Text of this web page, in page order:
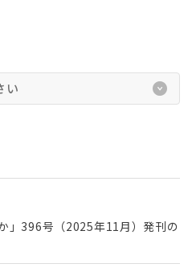
い
」396号（2025年11月）発刊の